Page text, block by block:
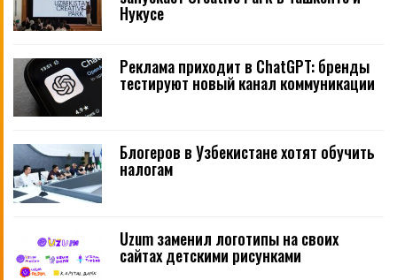
Нукусе
Реклама приходит в ChatGPT: бренды
тестируют новый канал коммуникации
Блогеров в Узбекистане хотят обучить
налогам
Uzum заменил логотипы на своих
сайтах детскими рисунками